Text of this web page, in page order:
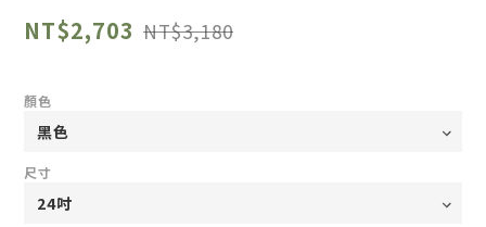
NT$2,703 NT$3,180
顏色
尺寸